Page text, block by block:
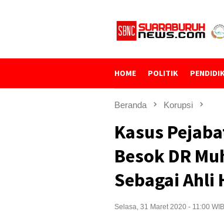
HOME POLITIK
Beranda Korupsi
Kasus
Besok DR
Sebagai Ahli
Selasa, 31 Maret 2020 - 11:00 WIB